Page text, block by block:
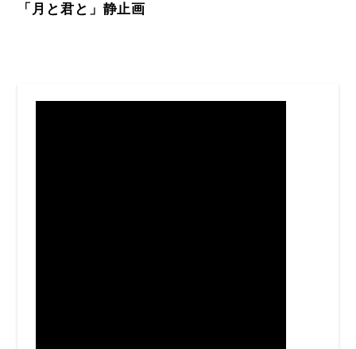
「月と君と」静止画